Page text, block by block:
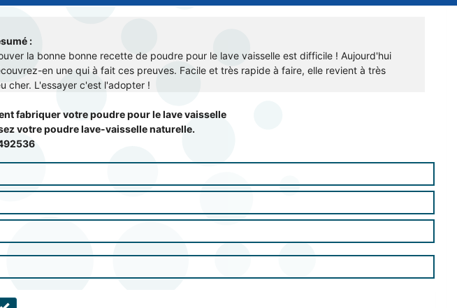
:
la bonne bonne recette de poudre pour le lave vaisselle est difficile ! Aujourd'hui
en une qui à fait ces preuves. Facile et très rapide à faire, elle revient à très
cher. L'essayer c'est l'adopter !
fabriquer votre poudre pour le lave vaisselle
votre poudre lave-vaisselle naturelle.